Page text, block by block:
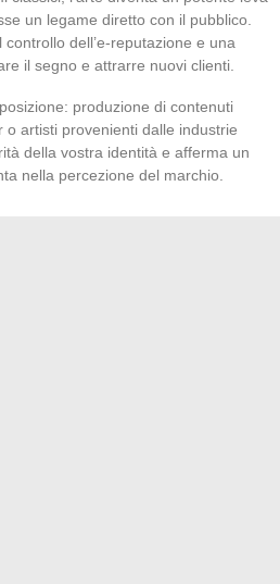
un legame diretto con il pubblico.
dell’e-reputazione e una
il segno e attrarre nuovi clienti.
produzione di contenuti
artisti provenienti dalle industrie
della vostra identità e afferma un
nella percezione del marchio.